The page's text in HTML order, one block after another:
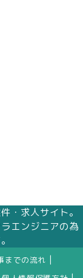
・求人サイト。
エンジニアの為
までの流れ